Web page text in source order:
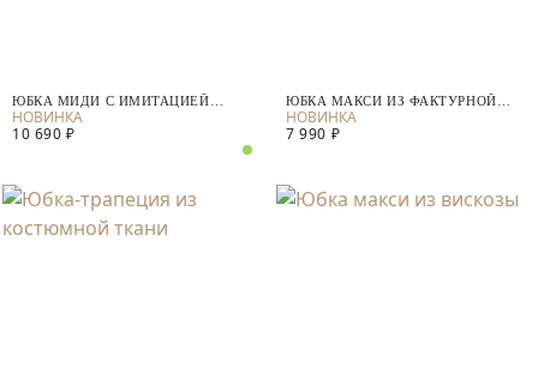
ЮБКА МИДИ С ИМИТАЦИЕЙ
ЗАПАХА
10 690 ₽
ЮБКА МАКСИ ИЗ ФАКТУРНОЙ
ВИСКОЗЫ
7 990 ₽